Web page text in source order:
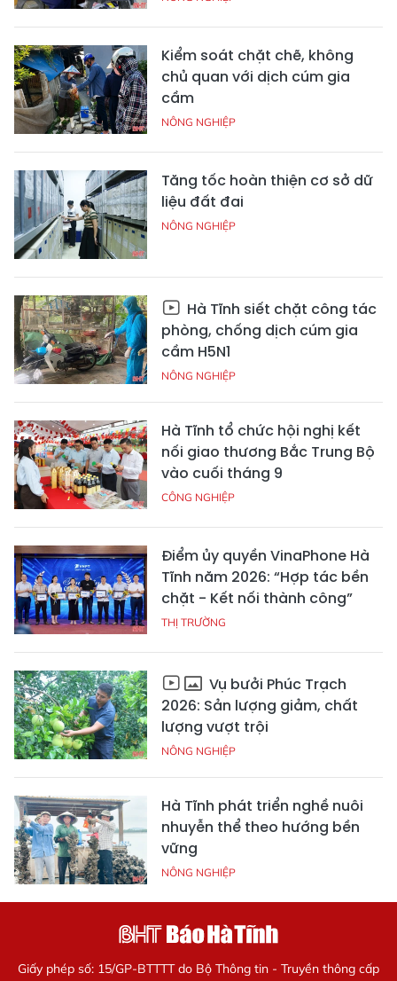
Kiểm soát chặt chẽ, không
chủ quan với dịch cúm gia
cầm
NÔNG NGHIỆP
Tăng tốc hoàn thiện cơ sở dữ
liệu đất đai
NÔNG NGHIỆP
Hà Tĩnh siết chặt công tác
phòng, chống dịch cúm gia
cầm H5N1
NÔNG NGHIỆP
Hà Tĩnh tổ chức hội nghị kết
nối giao thương Bắc Trung Bộ
vào cuối tháng 9
CÔNG NGHIỆP
Điểm ủy quyền VinaPhone Hà
Tĩnh năm 2026: “Hợp tác bền
chặt - Kết nối thành công”
THỊ TRƯỜNG
Vụ bưởi Phúc Trạch
2026: Sản lượng giảm, chất
lượng vượt trội
NÔNG NGHIỆP
Hà Tĩnh phát triển nghề nuôi
nhuyễn thể theo hướng bền
vững
NÔNG NGHIỆP
Giấy phép số: 15/GP-BTTTT do Bộ Thông tin - Truyền thông cấp